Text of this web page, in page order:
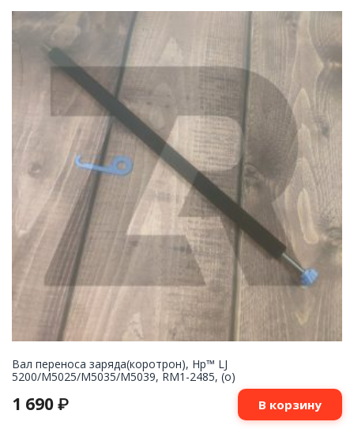
Вал переноса заряда(коротрон), Hp™ LJ
5200/M5025/M5035/M5039, RM1-2485, (о)
1 690 ₽ В корзину